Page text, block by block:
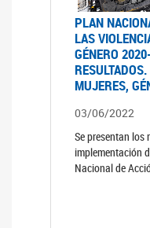
PLAN
LAS
GÉNERO
MUJERES,
03/06/2022
Se presentan los
implementación
Nacional de